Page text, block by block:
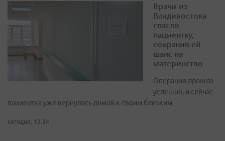
Врачи из
Владивостока
спасли
пациентку,
сохранив ей
шанс на
материнство
Операция прошла
успешно, и сейчас
пациентка уже вернулась домой к своим близким
сегодня, 12:24